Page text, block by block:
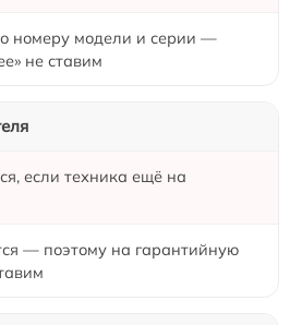
номеру модели и серии —
не ставим
если техника ещё на
— поэтому на гарантийную